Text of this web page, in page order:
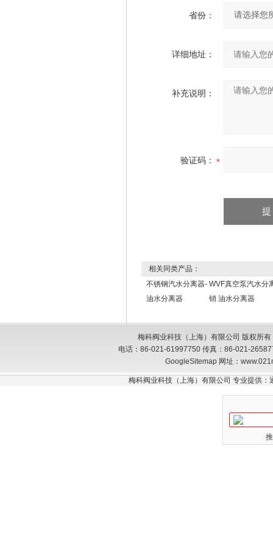
省份：
详细地址：
补充说明：
验证码：
相关同类产品：
不锈钢汽水分离器-
油水分离器
WVF真空泵汽水分
销 油水分离器
梅科阀业科技（上海）有限公司 版权所
电话：86-021-61997750 传真：86-021-
GoogleSitemap网址：
梅科阀业科技（上海）有限公司 专业提供